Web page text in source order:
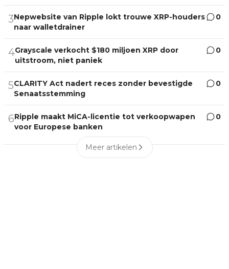
3Nepwebsite van Ripple lokt trouwe XRP-houders
naar walletdrainer
0
4Grayscale verkocht $180 miljoen XRP door
uitstroom, niet paniek
0
5CLARITY Act nadert reces zonder bevestigde
Senaatsstemming
0
6Ripple maakt MiCA-licentie tot verkoopwapen
voor Europese banken
0
Meer artikelen